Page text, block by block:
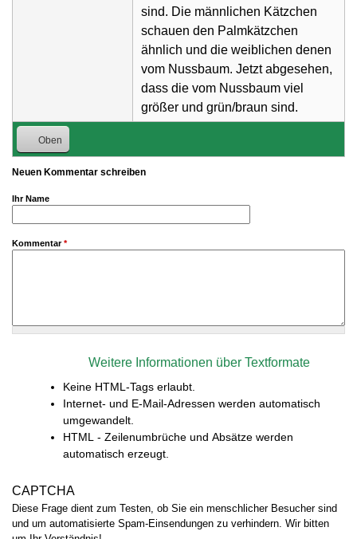
sind. Die männlichen Kätzchen
schauen den Palmkätzchen
ähnlich und die weiblichen denen
vom Nussbaum. Jetzt abgesehen,
dass die vom Nussbaum viel
größer und grün/braun sind.
Oben
Neuen Kommentar schreiben
Ihr Name
Kommentar*
Weitere Informationen über Textformate
Keine HTML-Tags erlaubt.
Internet- und E-Mail-Adressen werden automatisch
umgewandelt.
HTML - Zeilenumbrüche und Absätze werden
automatisch erzeugt.
CAPTCHA
Diese Frage dient zum Testen, ob Sie ein menschlicher Besucher sind
und um automatisierte Spam-Einsendungen zu verhindern. Wir bitten